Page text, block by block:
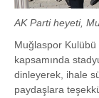
AK Parti heyeti,
Muğlaspor Kulübü
kapsamında
dinleyerek, ihale
paydaşlara